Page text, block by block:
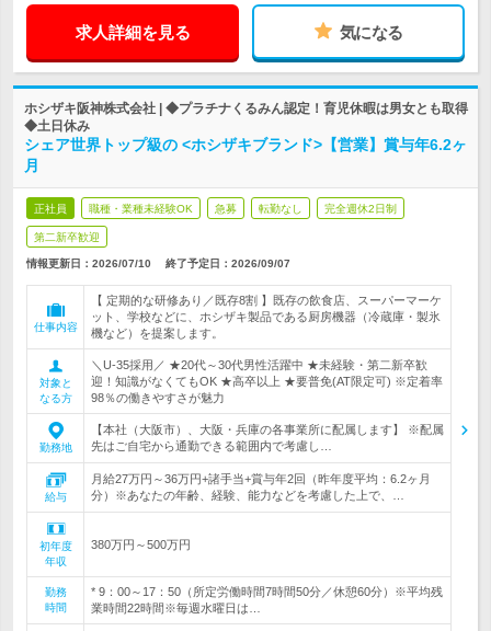
求人詳細を見る 気になる
ホシザキ阪神株式会社 | ◆プラチナくるみん認定！育児休暇は男女とも取得
◆土日休み
シェア世界トップ級の <ホシザキブランド>【営業】賞与年6.2ヶ
月
正社員 職種・業種未経験OK 急募 転勤なし 完全週休2日制
第二新卒歓迎
情報更新日：2026/07/10 終了予定日： 2026/09/07
仕事内容
【 定期的な研修あり／既存8割 】既存の飲食店、スーパーマーケ
ット、学校などに、ホシザキ製品である厨房機器（冷蔵庫・製氷
機など）を提案します。
対象と
なる方
＼U‐35採用／ ★20代～30代男性活躍中 ★未経験・第二新卒歓
迎！知識がなくてもOK ★高卒以上 ★要普免(AT限定可) ※定着率
98％の働きやすさが魅力
勤務地
【本社（大阪市）、大阪・兵庫の各事業所に配属します】 ※配属
先はご自宅から通勤できる範囲内で考慮し…
給与
月給27万円～36万円+諸手当+賞与年2回（昨年度平均：6.2ヶ月
分）※あなたの年齢、経験、能力などを考慮した上で、…
初年度
年収
380万円～500万円
勤務
時間
* 9：00～17：50（所定労働時間7時間50分／休憩60分）※平均残
業時間22時間※毎週水曜日は…